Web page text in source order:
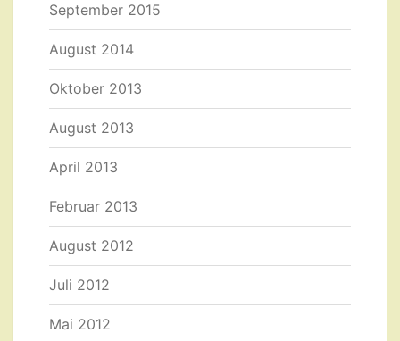
September 2015
August 2014
Oktober 2013
August 2013
April 2013
Februar 2013
August 2012
Juli 2012
Mai 2012